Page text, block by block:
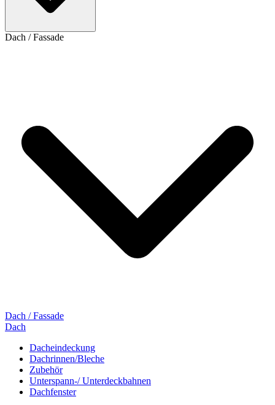
Dach / Fassade
Dach / Fassade
Dach
Dacheindeckung
Dachrinnen/Bleche
Zubehör
Unterspann-/ Unterdeckbahnen
Dachfenster